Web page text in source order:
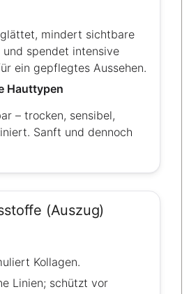
mindert sichtbare
und spendet intensive
ein gepflegtes Aussehen.
Hauttypen
– trocken, sensibel,
Sanft und dennoch
(Auszug)
Kollagen.
Linien; schützt vor